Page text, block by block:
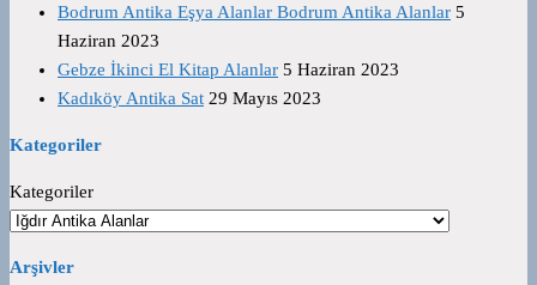
Bodrum Antika Eşya Alanlar Bodrum Antika Alanlar 5
Haziran 2023
Gebze İkinci El Kitap Alanlar 5 Haziran 2023
Kadıköy Antika Sat 29 Mayıs 2023
Kategoriler
Kategoriler
Arşivler